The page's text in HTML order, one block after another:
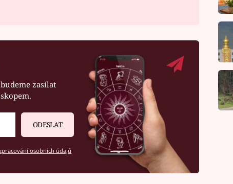
zasílat
ODESLAT
osobních údajů